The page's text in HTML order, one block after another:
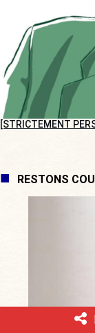
[STRICTEMENT
RESTONS